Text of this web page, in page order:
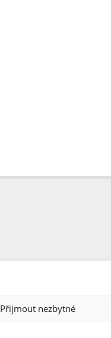
Přijmout nezbytné